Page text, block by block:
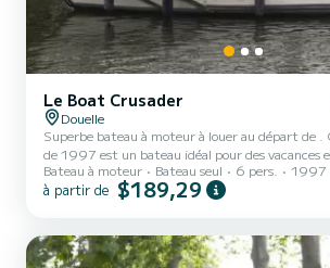
Le Boat Crusader
Douelle
Superbe bateau à moteur à louer au départ de .
de 1997 est un bateau idéal pour des vacances
amis. Le bateau dispose de 3 cabines tout confort et une capacité
d'embarcation de 6 personnes. Avec une
pourvu de 3 toilettes avec douche. Les demandes de réservation et
devi...
Bateau à moteur Bateau seul 6 pers. 1997
à partir de $189,29